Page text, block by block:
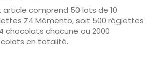
article comprend 50 lots de 10
Z4 Mémento, soit 500 réglettes
chocolats chacune ou 2000
en totalité.